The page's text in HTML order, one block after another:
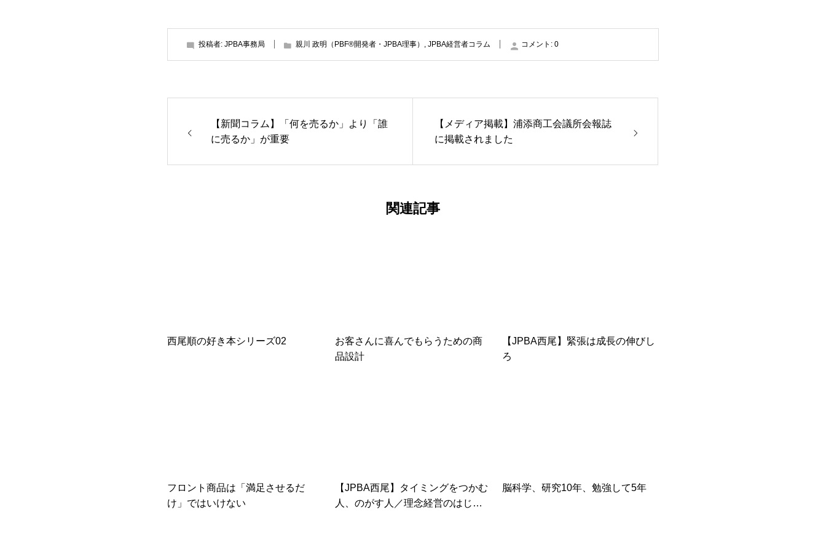
投稿者: JPBA事務局 親川 政明（PBF®開発者・JPBA理事） JPBA経営者コラム コメント: 0
【新聞コラム】「何を売るか」より「誰
に売るか」が重要
【メディア掲載】浦添商工会議所会報誌
に掲載されました
関連記事
西尾順の好き本シリーズ02
お客さんに喜んでもらうための商
品設計
【JPBA西尾】緊張は成長の伸びし
ろ
フロント商品は「満足させるだ
け」ではいけない
【JPBA西尾】タイミングをつかむ
人、のがす人／理念経営のはじめ
脳科学、研究10年、勉強して5年